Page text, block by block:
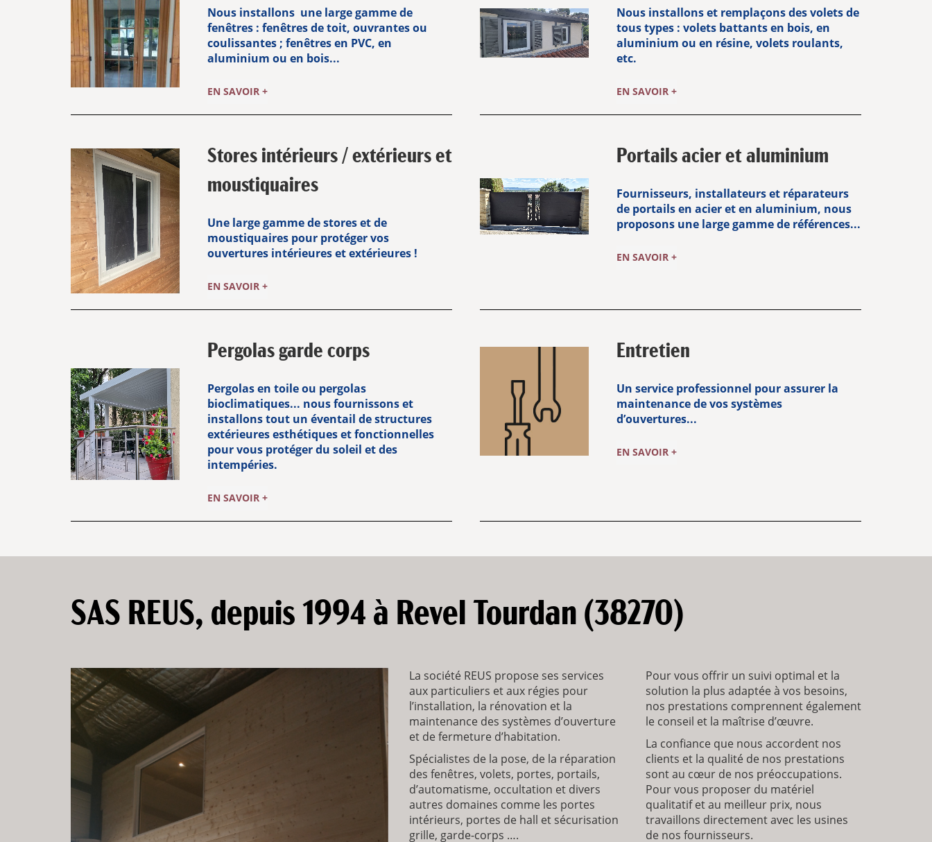
Nous installons une large gamme de
fenêtres : fenêtres de toit, ouvrantes ou
coulissantes ; fenêtres en PVC, en
aluminium ou en bois...
EN SAVOIR +
Nous installons et remplaçons des volets de
tous types : volets battants en bois, en
aluminium ou en résine, volets roulants,
etc.
EN SAVOIR +
Stores intérieurs / extérieurs et
moustiquaires
Une large gamme de stores et de
moustiquaires pour protéger vos
ouvertures intérieures et extérieures !
EN SAVOIR +
Portails acier et aluminium
Fournisseurs, installateurs et réparateurs
de portails en acier et en aluminium, nous
proposons une large gamme de références...
EN SAVOIR +
Pergolas garde corps
Pergolas en toile ou pergolas
bioclimatiques... nous fournissons et
installons tout un éventail de structures
extérieures esthétiques et fonctionnelles
pour vous protéger du soleil et des
intempéries.
EN SAVOIR +
Entretien
Un service professionnel pour assurer la
maintenance de vos systèmes
d’ouvertures...
EN SAVOIR +
SAS REUS, depuis 1994 à Revel Tourdan (38270)
La société REUS propose ses services
aux particuliers et aux régies pour
l’installation, la rénovation et la
maintenance des systèmes d’ouverture
et de fermeture d’habitation.
Spécialistes de la pose, de la réparation
des fenêtres, volets, portes, portails,
d’automatisme, occultation et divers
autres domaines comme les portes
intérieurs, portes de hall et sécurisation
grille, garde-corps ….
Pour vous offrir un suivi optimal et la
solution la plus adaptée à vos besoins,
nos prestations comprennent également
le conseil et la maîtrise d’œuvre.
La confiance que nous accordent nos
clients et la qualité de nos prestations
sont au cœur de nos préoccupations.
Pour vous proposer du matériel
qualitatif et au meilleur prix, nous
travaillons directement avec les usines
de nos fournisseurs.